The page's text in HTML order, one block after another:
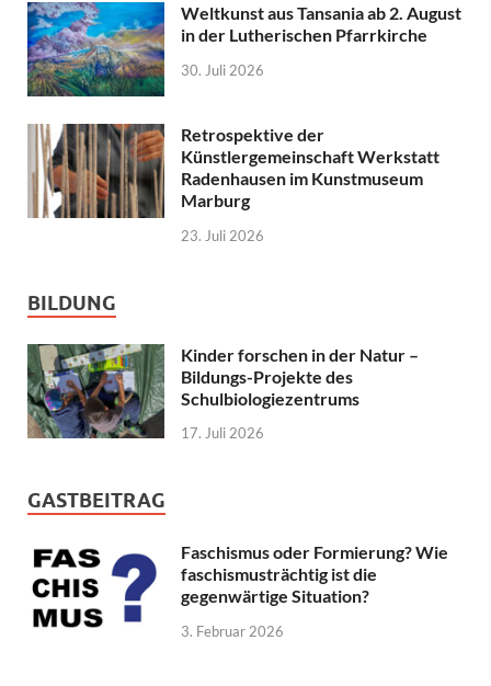
Weltkunst aus Tansania ab 2. August
in der Lutherischen Pfarrkirche
30. Juli 2026
Retrospektive der
Künstlergemeinschaft Werkstatt
Radenhausen im Kunstmuseum
Marburg
23. Juli 2026
BILDUNG
Kinder forschen in der Natur –
Bildungs-Projekte des
Schulbiologiezentrums
17. Juli 2026
GASTBEITRAG
Faschismus oder Formierung? Wie
faschismusträchtig ist die
gegenwärtige Situation?
3. Februar 2026